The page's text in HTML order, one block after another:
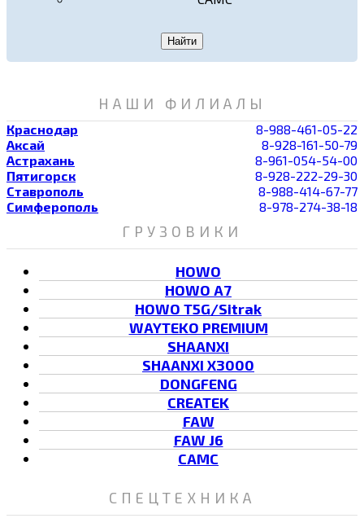
Найти
НАШИ ФИЛИАЛЫ
Краснодар
8-988-461-05-22
Аксай
8-928-161-50-79
Астрахань
8-961-054-54-00
Пятигорск
8-928-222-29-30
Ставрополь
8-988-414-67-77
Симферополь
8-978-274-38-18
ГРУЗОВИКИ
HOWO
HOWO A7
HOWO T5G/Sitrak
WAYTEKO PREMIUM
SHAANXI
SHAANXI X3000
DONGFENG
CREATEK
FAW
FAW J6
CAMC
СПЕЦТЕХНИКА